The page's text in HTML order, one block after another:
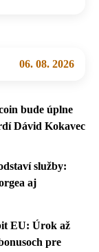
06. 08. 2026
bude úplne
Dávid Kokavec
služby:
aj
EU: Úrok až
pre